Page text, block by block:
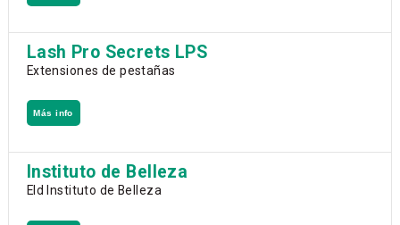
Lash Pro Secrets LPS
Extensiones de pestañas
Más info
Instituto de Belleza
Eld Instituto de Belleza